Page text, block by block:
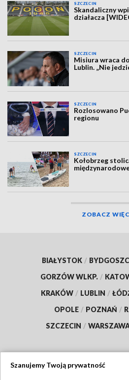
SZCZECIN
Skandaliczny
działacza
SZCZECIN
Misiura wraca
Lublin. „Nie
SZCZECIN
Rozlosowano
regionu
SZCZECIN
Kołobrzeg
ZOBACZ
BIAŁYSTOK /
GORZÓW WLKP. /
KRAKÓW / LUBLIN /
OPOLE / POZNAŃ /
SZCZECIN /
Szanujemy Twoją prywatność